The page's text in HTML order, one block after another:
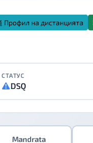
Профил на дистанцията
СТАТУС
DSQ
Mandrata